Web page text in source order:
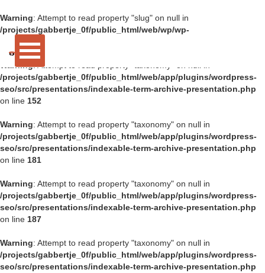
Warning: Attempt to read property "slug" on null in
/projects/gabbertje_0f/public_html/web/wp/wp-
includes/taxonomy.php
Warning: Attempt to read property "taxonomy" on null in
/projects/gabbertje_0f/public_html/web/app/plugins/wordpress-
seo/src/presentations/indexable-term-archive-presentation.php
on line 152
Warning: Attempt to read property "taxonomy" on null in
/projects/gabbertje_0f/public_html/web/app/plugins/wordpress-
seo/src/presentations/indexable-term-archive-presentation.php
on line 181
Warning: Attempt to read property "taxonomy" on null in
/projects/gabbertje_0f/public_html/web/app/plugins/wordpress-
seo/src/presentations/indexable-term-archive-presentation.php
on line 187
Warning: Attempt to read property "taxonomy" on null in
/projects/gabbertje_0f/public_html/web/app/plugins/wordpress-
seo/src/presentations/indexable-term-archive-presentation.php